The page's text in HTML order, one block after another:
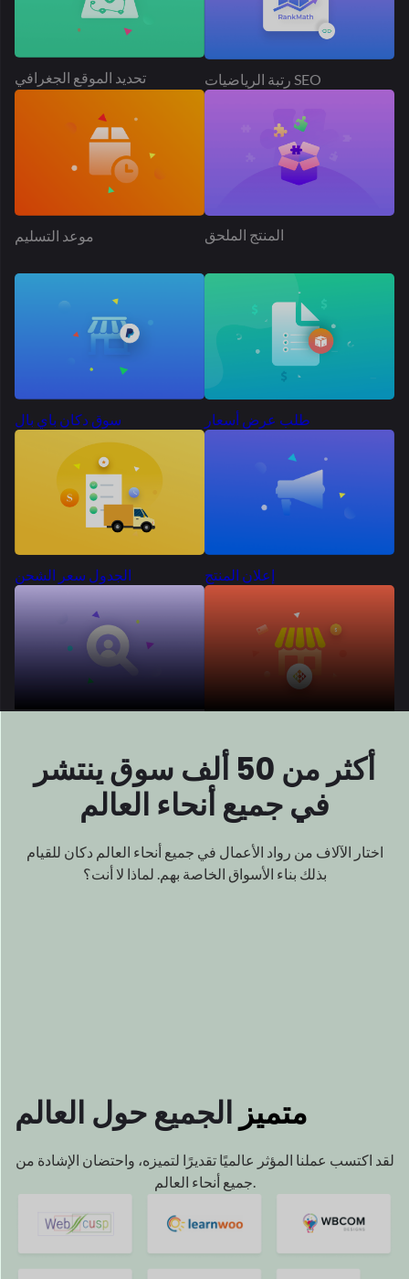
تحديد الموقع الجغرافي رتبة الرياضيات SEO
موعد التسليم المنتج الملحق
طلب عرض أسعار
الجدول سعر الشحن إعلان المنتج
أكثر من 50 ألف سوق
ينتشر
في جميع أنحاء العالم
اختار الآلاف من رواد الأعمال في جميع أنحاء العالم دكان للقيام
بذلكبناء الأسواق الخاصة بهم. لماذا لا أنت؟
لقد اكتسب عملنا المؤثر عالميًا تقديرًا لتميزه، واحتضان الإشادة
جميع أنحاء العالم.